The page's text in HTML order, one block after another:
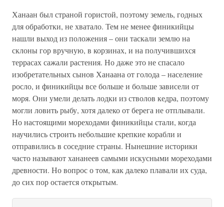
Ханаан был страной гористой, поэтому земель, годных
для обработки, не хватало. Тем не менее финикийцы
нашли выход из положения – они таскали землю на
склоны гор вручную, в корзинах, и на получившихся
террасах сажали растения. Но даже это не спасало
изобретательных сынов Ханаана от голода – население
росло, и финикийцы все больше и больше зависели от
моря. Они умели делать лодки из стволов кедра, поэтому
могли ловить рыбу, хотя далеко от берега не отплывали.
Но настоящими мореходами финикийцы стали, когда
научились строить небольшие крепкие корабли и
отправились в соседние страны. Нынешние историки
часто называют хананеев самыми искусными мореходами
древности. Но вопрос о том, как далеко плавали их суда,
до сих пор остается открытым.